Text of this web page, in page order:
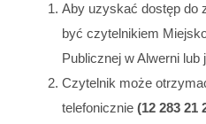
Aby uzyskać dostęp do
być czytelnikiem
Publicznej w Alwerni lub
Czytelnik może
telefonicznie (12 283 21